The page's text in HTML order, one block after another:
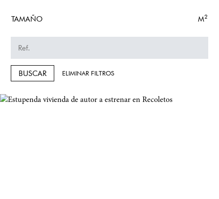
TAMAÑO M2
BUSCAR ELIMINAR FILTROS